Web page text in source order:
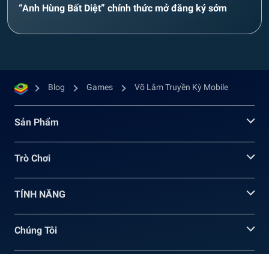
“Anh Hùng Bất Diệt” chính thức mở đăng ký sớm
Blog Games Võ Lâm Truyền Kỳ Mobile
Sản Phẩm
Trò Chơi
TÍNH NĂNG
Chúng Tôi